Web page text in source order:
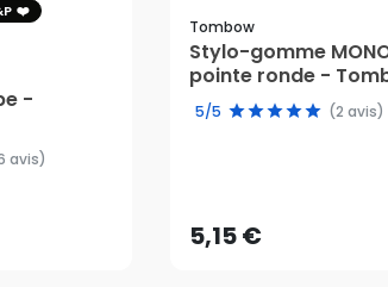
-
avis)
PANIER
Tombow
Stylo-gomme
pointe ronde -
5/5 (2 avis)
5,15 €AJOUTER AU